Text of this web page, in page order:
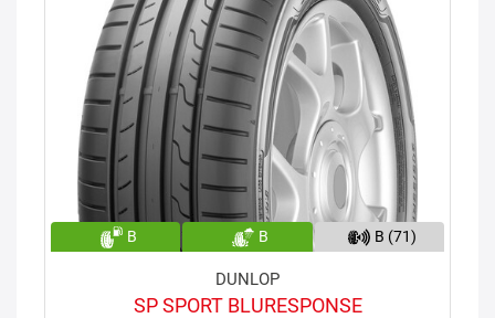
B B B (71)
DUNLOP
SP SPORT BLURESPONSE